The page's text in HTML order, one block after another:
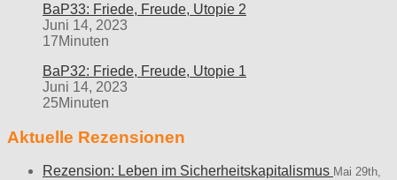
BaP33: Friede, Freude, Utopie 2
Juni 14, 2023
17Minuten
BaP32: Friede, Freude, Utopie 1
Juni 14, 2023
25Minuten
Aktuelle Rezensionen
Rezension: Leben im Sicherheitskapitalismus Mai 29th,